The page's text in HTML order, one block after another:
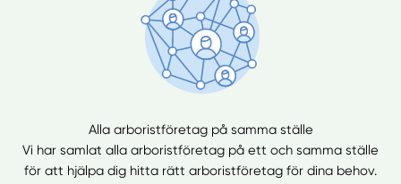
Alla arboristföretag på samma ställe
Vi har samlat alla arboristföretag på ett och samma ställe
för att hjälpa dig hitta rätt arboristföretag för dina behov.